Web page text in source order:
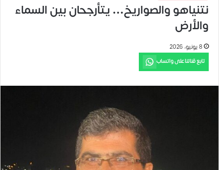
نتنياهو والصواريخ… يتأرجحان بين السماء
والأرض
8 يونيو، 2026
تابع قناتنا على واتساب